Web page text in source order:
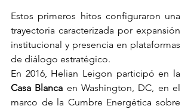
Estos primeros hitos configuraron una
trayectoria caracterizada por expansión
institucional y presencia en plataformas
de diálogo estratégico.
En 2016, Helian Leigon participó en la
Casa Blanca en Washington, DC, en el
marco de la Cumbre Energética sobre